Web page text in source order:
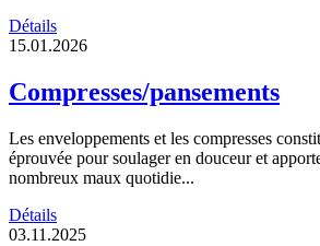
Détails
15.01.2026
Compresses/pansements
Les enveloppements et les compresses
éprouvée pour soulager en douceur et
nombreux maux quotidie...
Détails
03.11.2025